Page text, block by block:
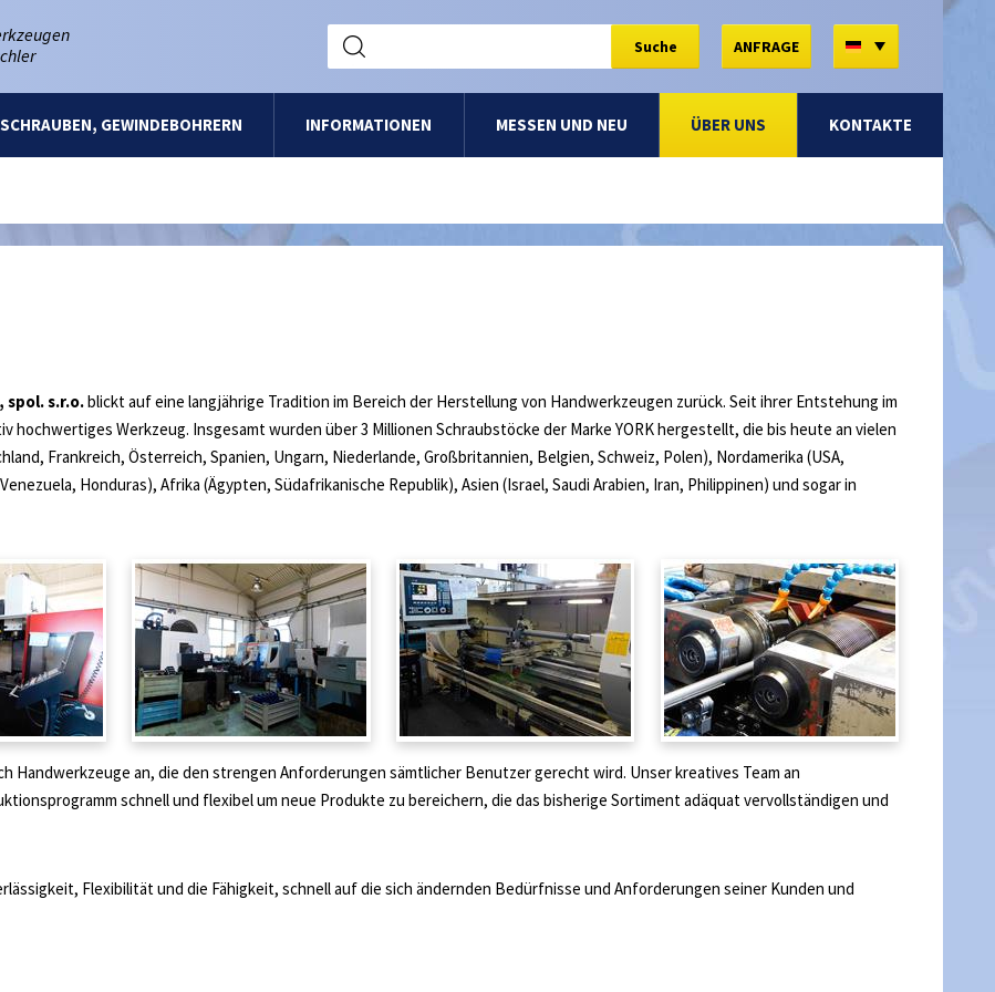
ANFRAGE
Suche
GEWINDEBOHRERN INFORMATIONEN MESSEN UND NEU ÜBER UNS KONTAKTE
spol. s.r.o.blickt auf eine langjährige Tradition im Bereich der Herstellung von Handwerkzeugen zurück. Seit ihrer Entstehung im
hochwertiges Werkzeug. Insgesamt wurden über 3 Millionen Schraubstöcke der Marke YORK hergestellt, die bis heute an vielen
Frankreich, Österreich, Spanien, Ungarn, Niederlande, Großbritannien, Belgien, Schweiz, Polen), Nordamerika (USA,
Honduras), Afrika (Ägypten, Südafrikanische Republik), Asien (Israel, Saudi Arabien, Iran, Philippinen) und sogar in
an, die den strengen Anforderungen sämtlicher Benutzer gerecht wird. Unser kreatives Team an
schnell und flexibel um neue Produkte zu bereichern, die das bisherige Sortiment adäquat vervollständigen und
Flexibilität und die Fähigkeit, schnell auf die sich ändernden Bedürfnisse und Anforderungen seiner Kunden und